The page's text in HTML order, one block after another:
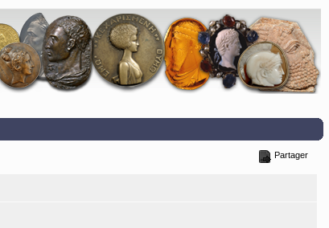
Partager